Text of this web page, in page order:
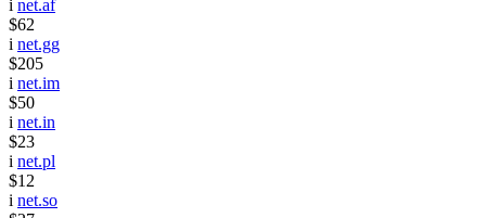
i net.af
$62
i net.gg
$205
i net.im
$50
i net.in
$23
i net.pl
$12
i net.so